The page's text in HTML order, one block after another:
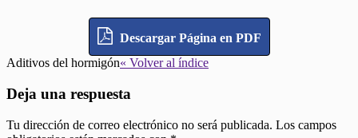
Descargar Página en PDF
Aditivos del hormigón« Volver al índice
Deja una respuesta
Tu dirección de correo electrónico no será publicada. Los campos